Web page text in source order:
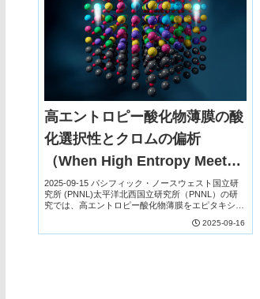
高エントロピー酸化物薄膜の酸
化選択性とクロムの偏析
（When High Entropy Meets
Epitaxy: Selective Oxidation
and Chromium Segregation
in Multicomponent Oxide
2025-09-15 パシフィック・ノースウェスト国立研
究所 (PNNL)太平洋北西国立研究所（PNNL）の研
究では、高エントロピー酸化物薄膜をエピタキシャ
のように生じるかを明らかにした。複数元...2025-09-16